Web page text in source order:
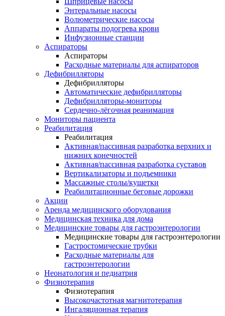
Энтеральные насосы
Волюметрические насосы
Аппараты подогрева крови
Инфузионные станции
Аспираторы
Аспираторы
Расходные материалы для аспираторов
Дефибрилляторы
Дефибрилляторы
Автоматические дефибрилляторы
Дефибрилляторы-мониторы
Сердечно-лёгочная реанимация
Мониторы пациента
Реабилитация
Реабилитация
Активная/пассивная разработка верхних и
нижних конечностей
Активная/пассивная разработка суставов
Вертикализаторы и подъемники
Массажные столы/кушетки
Реабилитационные беговые дорожки
Акции
Аренда медицинского оборудования
Медицинская техника для дома
Медицинские товары для гастроэнтерологии
Медицинские товары для гастроэнтерологии
Гастростомические трубки
Расходные материалы для
гастроэнтерологии
Неонатология и педиатрия
Физиотерапия
Физиотерапия
Высокочастотная магнитотерапия
Ингаляционная терапия